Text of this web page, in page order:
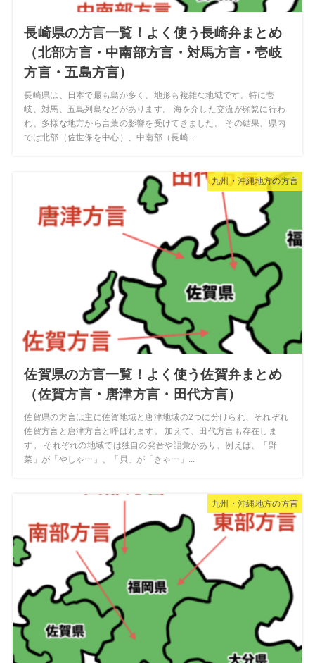
長崎県の方言一覧！よく使う長崎弁まとめ
（北部方言・中南部方言・対馬方言・壱岐
方言・五島方言）
長崎県は、日本で最も島が多く、地形も複雑な地域です。特に壱
岐、対馬、五島列島などがあります。 海を介した交流が頻繁に行わ
れ、多様な地方から言葉の影響を受けてきました。 その結果、県内
では北部（佐世保を中心）、中南部（長崎...
九州・沖縄地方の方言
佐賀県の方言一覧！よく使う佐賀弁まとめ
（佐賀方言・唐津方言・田代方言）
佐賀県の方言は主に佐賀地域と唐津地域の2つに分けられ、それぞれ
佐賀方言と唐津方言と呼ばれます。 加えて、田代方言も存在しま
す。 それぞれの地域では独自の発音や語彙があり、例えば、「野
菜」が「やしゃー」、「貝」が「きゃー」...
九州・沖縄地方の方言